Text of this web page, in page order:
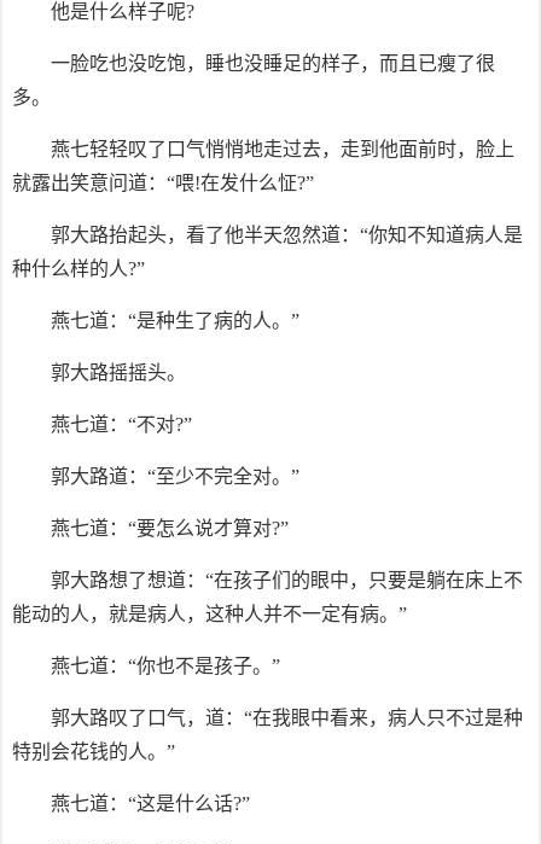
他是什么样子呢?
一脸吃也没吃饱，睡也没睡足的样子，而且已瘦了很
多。
燕七轻轻叹了口气悄悄地走过去，走到他面前时，脸上
就露出笑意问道：“喂!在发什么怔?”
郭大路抬起头，看了他半天忽然道：“你知不知道病人是
种什么样的人?”
燕七道：“是种生了病的人。”
郭大路摇摇头。
燕七道：“不对?”
郭大路道：“至少不完全对。”
燕七道：“要怎么说才算对?”
郭大路想了想道：“在孩子们的眼中，只要是躺在床上不
能动的人，就是病人，这种人并不一定有病。”
燕七道：“你也不是孩子。”
郭大路叹了口气，道：“在我眼中看来，病人只不过是种
特别会花钱的人。”
燕七道：“这是什么话?”